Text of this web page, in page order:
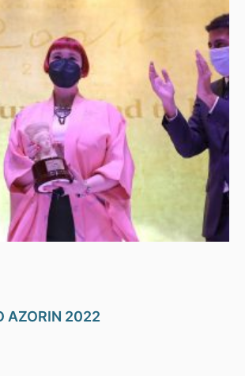
AZORIN 2022